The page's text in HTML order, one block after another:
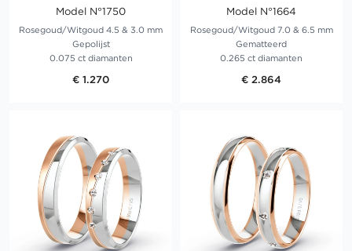
Model N°1750
Rosegoud/Witgoud 4.5 & 3.0 mm
Gepolijst
0.075 ct diamanten
€ 1.270
Model N°1664
Rosegoud/Witgoud 7.0 & 6.5 mm
Gematteerd
0.265 ct diamanten
€ 2.864